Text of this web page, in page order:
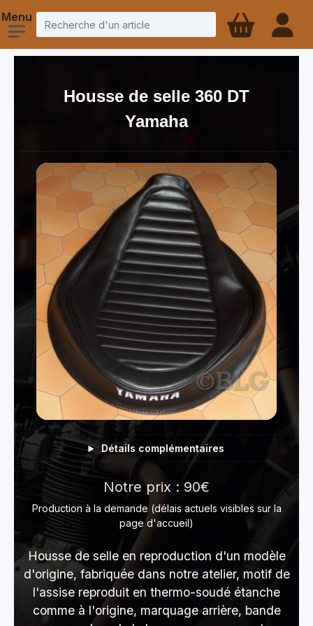
Housse de selle 360 DT
Yamaha
Détails complémentaires
Notre prix : 90€
Production à la demande (délais actuels visibles sur la
page d'accueil)
Housse de selle en reproduction d'un modèle
d'origine, fabriquée dans notre atelier, motif de
l'assise reproduit en thermo-soudé étanche
comme à l'origine, marquage arrière, bande